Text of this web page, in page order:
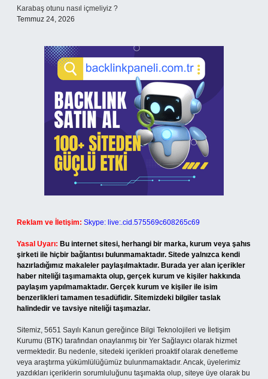
Karabaş otunu nasıl içmeliyiz ?
Temmuz 24, 2026
Reklam ve İletişim: Skype: live:.cid.575569c608265c69
Yasal Uyarı: Bu internet sitesi, herhangi bir marka, kurum veya şahıs
şirketi ile hiçbir bağlantısı bulunmamaktadır. Sitede yalnızca kendi
hazırladığımız makaleler paylaşılmaktadır. Burada yer alan içerikler
haber niteliği taşımamakta olup, gerçek kurum ve kişiler hakkında
paylaşım yapılmamaktadır. Gerçek kurum ve kişiler ile isim
benzerlikleri tamamen tesadüfidir. Sitemizdeki bilgiler taslak
halindedir ve tavsiye niteliği taşımazlar.
Sitemiz, 5651 Sayılı Kanun gereğince Bilgi Teknolojileri ve İletişim
Kurumu (BTK) tarafından onaylanmış bir Yer Sağlayıcı olarak hizmet
vermektedir. Bu nedenle, sitedeki içerikleri proaktif olarak denetleme
veya araştırma yükümlülüğümüz bulunmamaktadır. Ancak, üyelerimiz
yazdıkları içeriklerin sorumluluğunu taşımakta olup, siteye üye olarak bu